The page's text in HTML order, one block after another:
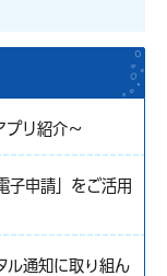
プリ紹介～
子申請」をご活用
ル通知に取り組ん